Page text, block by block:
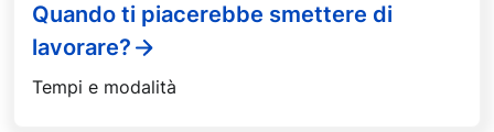
Quando ti piacerebbe smettere di
lavorare?
Tempi e modalità